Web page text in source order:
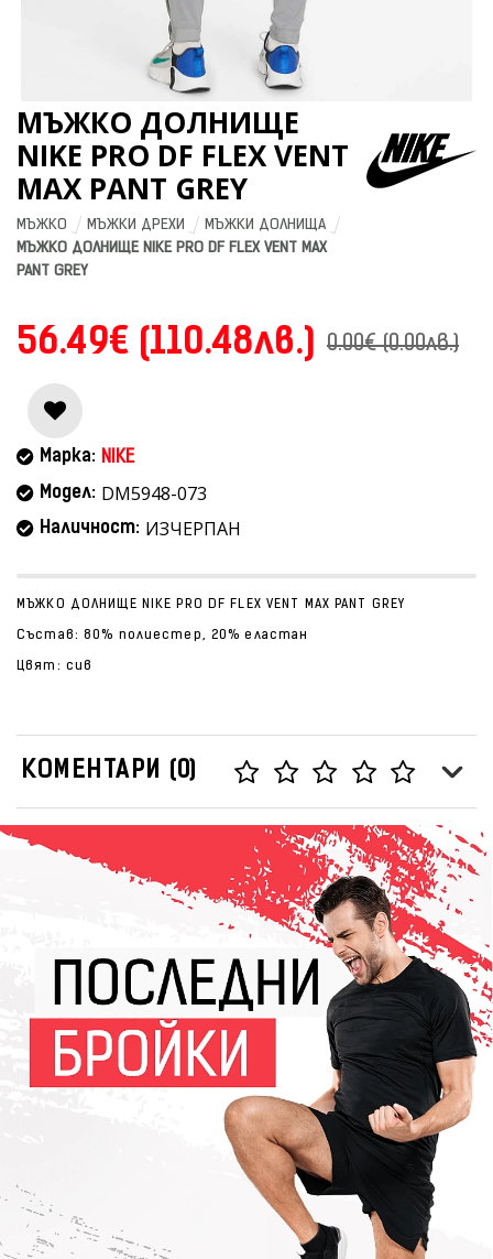
МЪЖКО ДОЛНИЩЕ
NIKE PRO DF FLEX VENT
MAX PANT GREY
МЪЖКО МЪЖКИ ДРЕХИ
МЪЖКИ ДОЛНИЩА
МЪЖКО ДОЛНИЩЕ NIKE PRO DF FLEX VENT MAX
PANT GREY
56.49€ (110.48лв.) 0.00€ (0.00лв.)
Марка: NIKE
Модел: DM5948-073
Наличност: ИЗЧЕРПАН
МЪЖКО ДОЛНИЩЕ NIKE PRO DF FLEX VENT MAX PANT GREY
Състав: 80% полиестер, 20% еластан
Цвят: сив
КОМЕНТАРИ (0)